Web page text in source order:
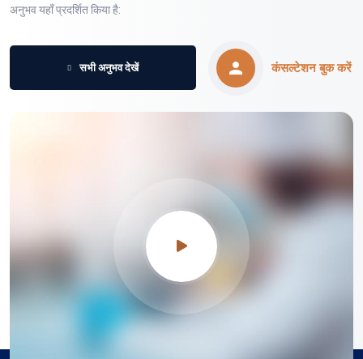
अनुभव यहाँ प्रदर्शित किया है:
सभी अनुभव देखें कंसल्टेशन बुक करें